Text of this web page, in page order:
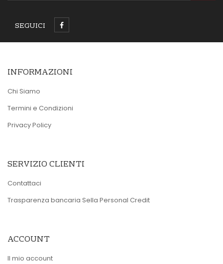
SEGUICI
INFORMAZIONI
Chi Siamo
Termini e Condizioni
Privacy Policy
SERVIZIO CLIENTI
Contattaci
Trasparenza bancaria Sella Personal Credit
ACCOUNT
Il mio account